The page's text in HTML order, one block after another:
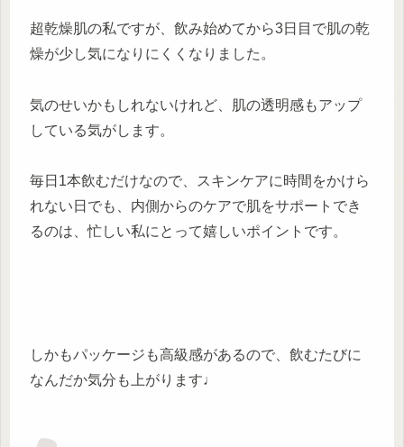
超乾燥肌の私ですが、飲み始めてから3日目で肌の乾
燥が少し気になりにくくなりました。
気のせいかもしれないけれど、肌の透明感もアップ
している気がします。
毎日1本飲むだけなので、スキンケアに時間をかけら
れない日でも、内側からのケアで肌をサポートでき
るのは、忙しい私にとって嬉しいポイントです。
しかもパッケージも高級感があるので、飲むたびに
なんだか気分も上がります♩